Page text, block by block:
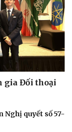
gia Đối thoại
quyết số 57-